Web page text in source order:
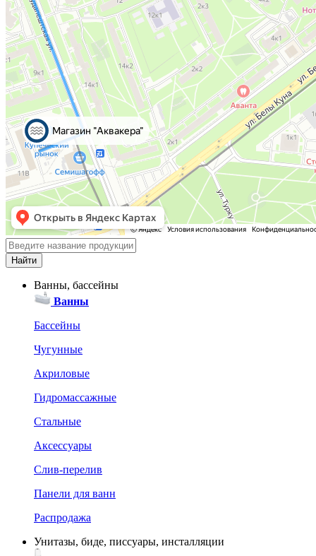
Ванны, бассейны
Ванны
Бассейны
Чугунные
Акриловые
Гидромассажные
Стальные
Аксессуары
Слив-перелив
Панели для ванн
Распродажа
Унитазы, биде, писсуары, инсталляции